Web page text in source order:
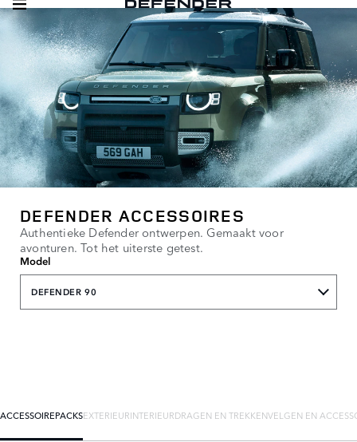
DEFENDER ACCESSOIRES
Authentieke Defender ontwerpen. Gemaakt voor
avonturen. Tot het uiterste getest.
Model
DEFENDER 90
ACCESSOIREPACKSEXTERIEURINTERIEURDRAGEN EN TREKKENVELGEN EN